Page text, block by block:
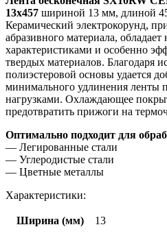
13х457 шириной 13 мм, длиной
Керамический электрокорунд,
абразивного материала,
характеристиками и особенно
твердых материалов. Благодаря
полиэстеровой основы удается
минимального удлинения ленты
нагрузками. Охлаждающее
предотвратить прижоги на
Оптимально подходит для
— Легированные стали
— Углеродистые стали
— Цветные металлы
Характеристики:
Ширина (мм) 13